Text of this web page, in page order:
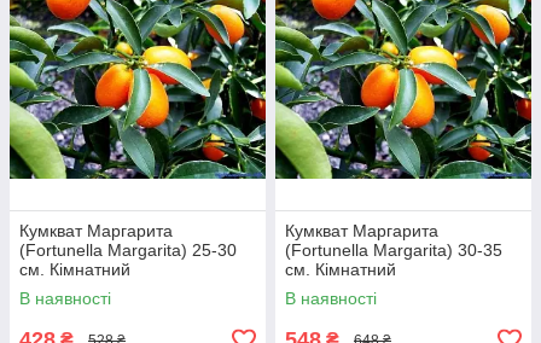
Кумкват Маргарита
(Fortunella Margarita) 25-30
см. Кімнатний
В наявності
Кумкват Маргарита
(Fortunella Margarita) 30-35
см. Кімнатний
В наявності